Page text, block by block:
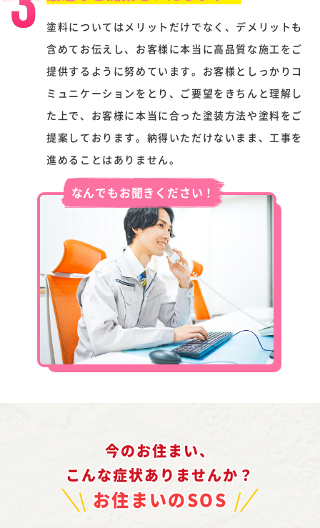
塗料についてはメリットだけでなく、デメリットも
含めてお伝えし、お客様に本当に高品質な施工をご
提供するように努めています。お客様としっかりコ
ミュニケーションをとり、ご要望をきちんと理解し
た上で、お客様に本当に合った塗装方法や塗料をご
提案しております。納得いただけないまま、工事を
進めることはありません。
なんでもお聞きください！
今のお住まい、
こんな症状ありませんか？
お住まいのSOS